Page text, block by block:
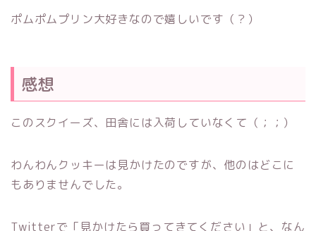
ポムポムプリン大好きなので嬉しいです（？）
感想
このスクイーズ、田舎には入荷していなくて（；；）
わんわんクッキーは見かけたのですが、他のはどこに
もありませんでした。
Twitterで「見かけたら買ってきてください」と、なん